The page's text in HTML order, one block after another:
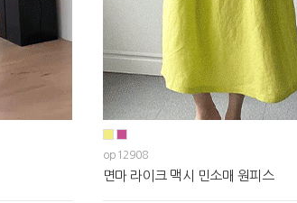
op12908
면마 라이크 맥시 민소매 원피스